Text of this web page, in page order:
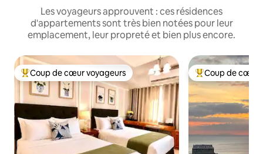
Les voyageurs approuvent : ces résidences
d'appartements sont très bien notées pour leur
emplacement, leur propreté et bien plus encore.
Coups de cœur voyageurs les plus appréciés
Coup de cœur voyageurs Coups de cœur
Coup de cœur